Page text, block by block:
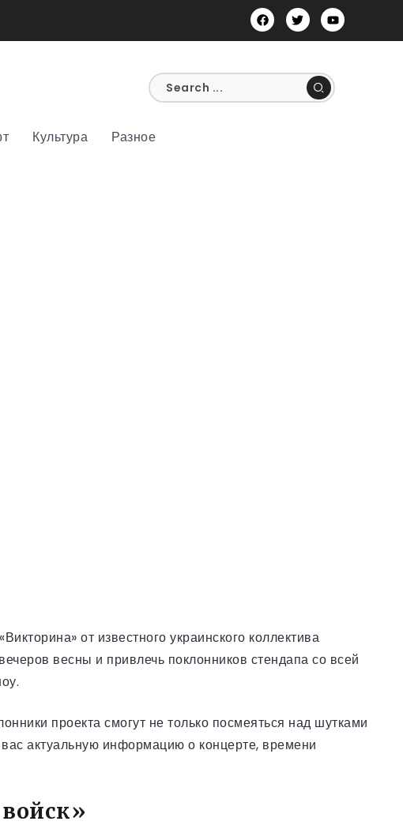
Культура Разное
от известного украинского коллектива
весны и привлечь поклонников стендапа со всей
проекта смогут не только посмеяться над шутками
актуальную информацию о концерте, времени